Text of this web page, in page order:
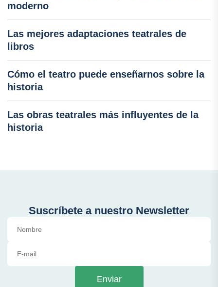
moderno
Las mejores adaptaciones teatrales de
libros
Cómo el teatro puede enseñarnos sobre la
historia
Las obras teatrales más influyentes de la
historia
Suscríbete a nuestro Newsletter
Enviar